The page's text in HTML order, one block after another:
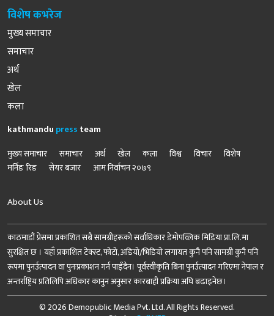
विशेष कभरेज
मुख्य समाचार
समाचार
अर्थ
खेल
कला
kathmandu press team
मुख्य समाचार
समाचार अर्थ खेल कला विश्व विचार
विशेष
मर्निङ रिड
सेयर बजार आम निर्वाचन २०७९
About Us
काठमाडौं प्रेसमा प्रकाशित सबै सामग्रीहरूको सर्वाधिकार डेमोपव्लिक मिडिया प्रा.लि.मा
सुरक्षित छ । यहाँ प्रकाशित टेक्स्ट, फोटो, अडियो/भिडियो लगायत कुनै पनि सामग्री कुनै पनि
रूपमा पुनर्उत्पादन वा पुनःप्रकाशन गर्न पाइँदैन। पूर्वस्वीकृति बिना पुनर्उत्पादन गरिएमा नेपाल र
अन्तर्राष्ट्रिय प्रतिलिपि अधिकार कानुन अनुसार कारबाही प्रक्रिया अघि बढाइनेछ।
© 2026 Demopublic Media Pvt. Ltd. All Rights Reserved.